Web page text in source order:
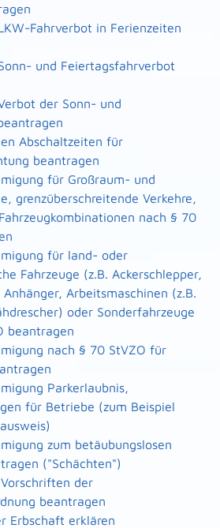
Fahrverbot in Ferienzeiten
und Feiertagsfahrverbot
der Sonn- und
Abschaltzeiten für
beantragen
für Großraum- und
grenzüberschreitende Verkehre,
nach § 70
für land- oder
Fahrzeuge (z.B. Ackerschlepper,
Anhänger, Arbeitsmaschinen (z.B.
oder Sonderfahrzeuge
beantragen
nach § 70 StVZO für
Parkerlaubnis,
für Betriebe (zum Beispiel
zum betäubungslosen
("Schächten")
der
beantragen
Erbschaft erklären